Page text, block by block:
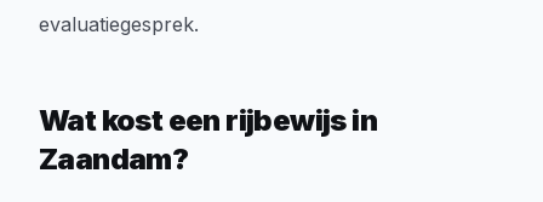
evaluatiegesprek.
Wat kost een rijbewijs in
Zaandam?